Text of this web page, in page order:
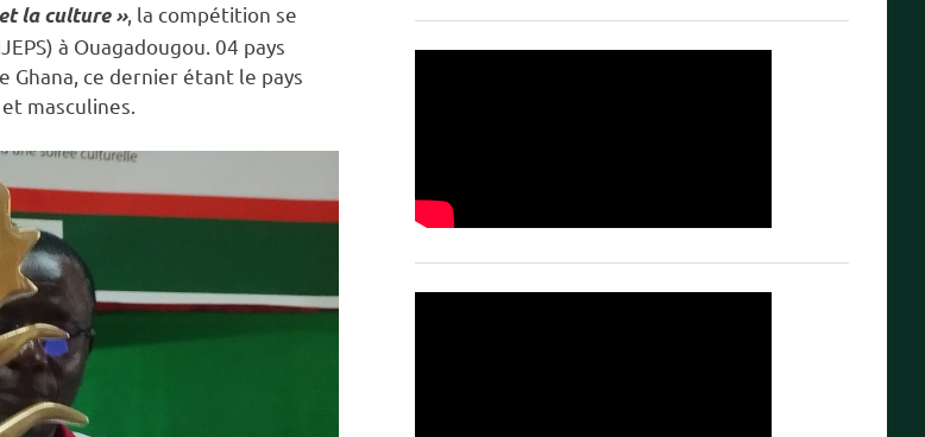
la culture », la compétition se
à Ouagadougou. 04 pays
Ghana, ce dernier étant le pays
masculines.